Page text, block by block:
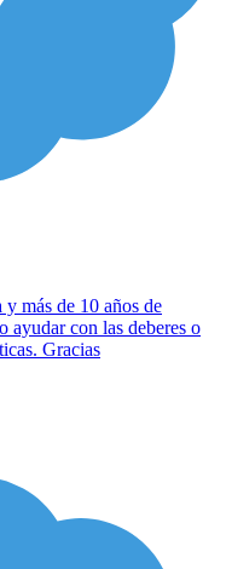
más de 10 años de
ayudar con las deberes o
Gracias